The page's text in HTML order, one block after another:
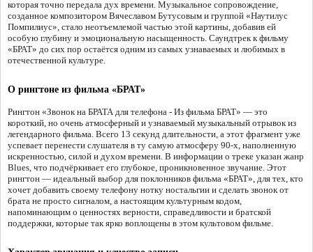
которая точно передала дух времени. Музыкальное сопровождение,
созданное композитором Вячеславом Бутусовым и группой «Наутилус
Помпилиус», стало неотъемлемой частью этой картины, добавив ей
особую глубину и эмоциональную насыщенность. Саундтрек к фильму
«БРАТ» до сих пор остаётся одним из самых узнаваемых и любимых в
отечественной культуре.
О рингтоне из фильма «БРАТ»
Рингтон «Звонок на БРАТА для телефона - Из фильма БРАТ» — это
короткий, но очень атмосферный и узнаваемый музыкальный отрывок из
легендарного фильма. Всего 13 секунд длительности, а этот фрагмент уже
успевает перенести слушателя в ту самую атмосферу 90-х, наполненную
искренностью, силой и духом времени. В информации о треке указан жанр
Blues, что подчёркивает его глубокое, проникновенное звучание. Этот
рингтон — идеальный выбор для поклонников фильма «БРАТ», для тех, кто
хочет добавить своему телефону нотку ностальгии и сделать звонок от
брата не просто сигналом, а настоящим культурным кодом,
напоминающим о ценностях верности, справедливости и братской
поддержки, которые так ярко воплощены в этом культовом фильме.